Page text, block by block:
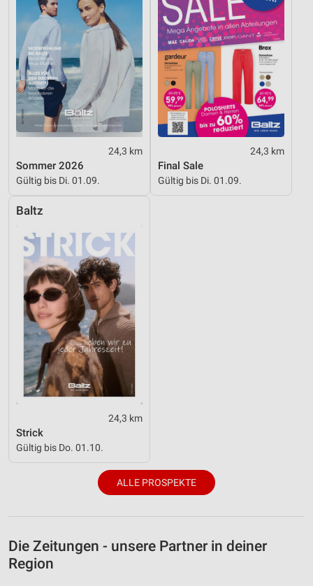
24,3 km
Sommer 2026
Gültig bis Di. 01.09.
24,3 km
Final Sale
Gültig bis Di. 01.09.
Baltz
24,3 km
Strick
Gültig bis Do. 01.10.
ALLE PROSPEKTE
Die Zeitungen - unsere Partner in deiner
Region